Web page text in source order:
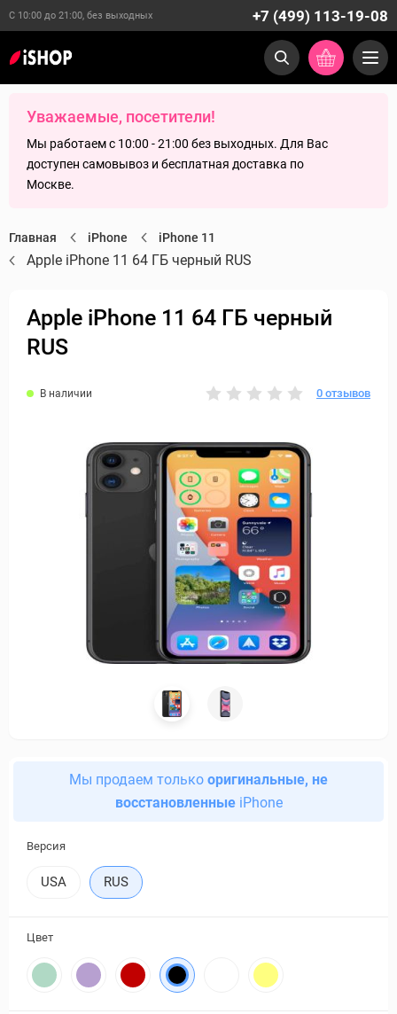
С 10:00 до 21:00, без выходных +7 (499) 113-19-08
Уважаемые, посетители!
Мы работаем с 10:00 - 21:00 без выходных. Для Вас
доступен самовывоз и бесплатная доставка по
Москве.
Главная iPhone iPhone 11
Apple iPhone 11 64 ГБ черный RUS
Apple iPhone 11 64 ГБ черный
RUS
В наличии 0 отзывов
Мы продаем только оригинальные, не
восстановленныеiPhone
Версия
USA RUS
Цвет